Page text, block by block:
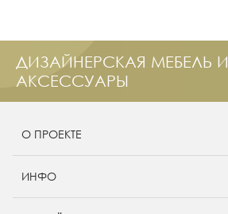
ДИЗАЙНЕРСКАЯ МЕБЕЛЬ И
АКСЕССУАРЫ
О ПРОЕКТЕ
ИНФО